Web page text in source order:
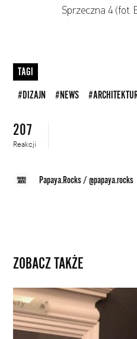
Sprzeczna 4 (fot.
TAGI
#DIZAJN #NEWS
207
Reakcji
Papaya.Rocks /@papaya.rocks
ZOBACZ TAKŻE
Banksy
zniszczył
swój